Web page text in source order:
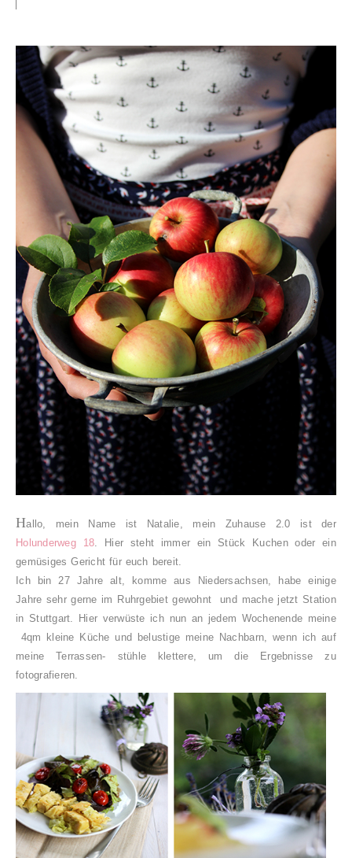
Hallo, mein Name ist Natalie, mein Zuhause 2.0 ist der
Holunderweg 18. Hier steht immer ein Stück Kuchen oder ein
gemüsiges Gericht für euch bereit.
Ich bin 27 Jahre alt, komme aus Niedersachsen, habe einige
Jahre sehr gerne im Ruhrgebiet gewohnt und mache jetzt Station
in Stuttgart. Hier verwüste ich nun an jedem Wochenende meine
4qm kleine Küche und belustige meine Nachbarn, wenn ich auf
meine Terrassen- stühle klettere, um die Ergebnisse zu
fotografieren.